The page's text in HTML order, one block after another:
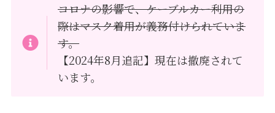
コロナの影響で、ケーブルカー利用の
際はマスク着用が義務付けられていま
す。
【2024年8月追記】現在は撤廃されて
います。